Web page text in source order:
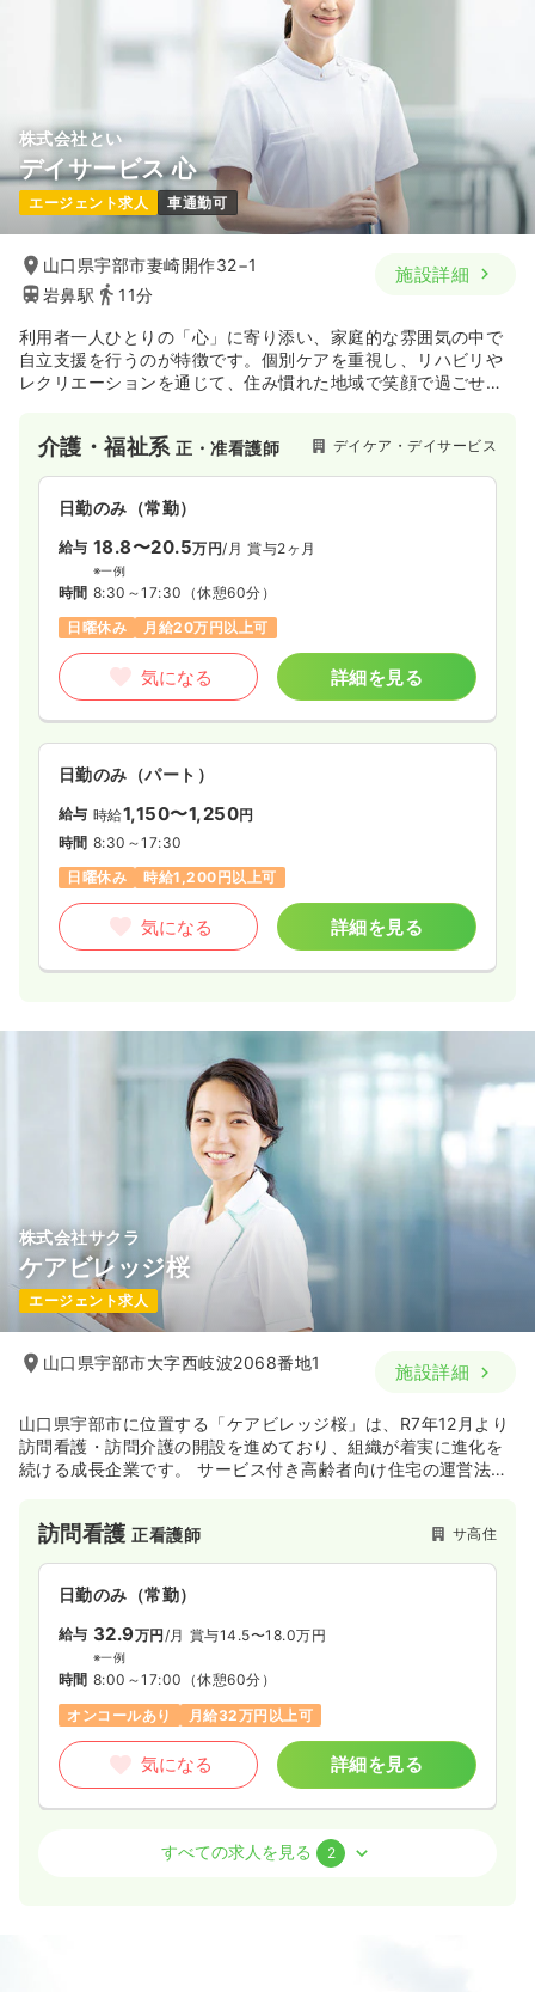
株式会社とい
デイサービス 心
エージェント求人 車通勤可
山口県宇部市妻崎開作32−1
岩鼻駅
11分
施設詳細
利用者一人ひとりの「心」に寄り添い、家庭的な雰囲気の中で
自立支援を行うのが特徴です。個別ケアを重視し、リハビリや
レクリエーションを通じて、住み慣れた地域で笑顔で過ごせる
介護・福祉系正・准看護師 デイケア・デイサービス
日勤のみ（常勤）
給与 18.8〜20.5万円/月 賞与2ヶ月
※一例
時間 8:30～17:30 （休憩60分）
日曜休み
月給20万円以上可
気になる 詳細を見る
日勤のみ（パート）
給与 時給1,150〜1,250円
時間 8:30～17:30
日曜休み
時給1,200円以上可
気になる 詳細を見る
株式会社サクラ
ケアビレッジ桜
エージェント求人
山口県宇部市大字西岐波2068番地1 施設詳細
山口県宇部市に位置する「ケアビレッジ桜」は、R7年12月より
訪問看護・訪問介護の開設を進めており、組織が着実に進化を
続ける成長企業です。 サービス付き高齢者向け住宅の運営法人
訪問看護正看護師 サ高住
日勤のみ（常勤）
給与 32.9万円/月 賞与14.5〜18.0万円
※一例
時間 8:00～17:00 （休憩60分）
オンコールあり
月給32万円以上可
気になる 詳細を見る
正看護師 / 管理職
すべての求人を見る 2